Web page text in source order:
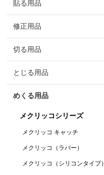
貼る用品
修正用品
切る用品
とじる用品
めくる用品
メクリッコシリーズ
メクリッコ キャッチ
メクリッコ（ラバー）
メクリッコ（シリコンタイプ）